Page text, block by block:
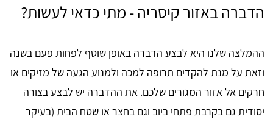
הדברה באזור קיסריה - מתי כדאי לעשות?
ההמלצה שלנו היא לבצע הדברה באופן שוטף לפחות פעם בשנה
וזאת על מנת להקדים תרופה למכה ולמנוע הגעה של מזיקים או
חרקים אל אזור המגורים שלכם. את ההדברה יש לבצע בצורה
יסודית גם בקרבת פתחי ביוב וגם בחצר או שטח הבית (בעיקר